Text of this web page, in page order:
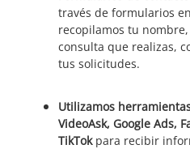
través de formularios
recopilamos tu
consulta que realizas,
tus solicitudes.
Utilizamos
VideoAsk, Google Ads,
TikTokpara recibir